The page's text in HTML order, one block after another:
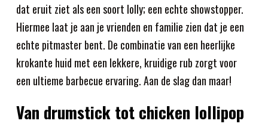
dat eruit ziet als een soort lolly; een echte showstopper.
Hiermee laat je aan je vrienden en familie zien dat je een
echte pitmaster bent. De combinatie van een heerlijke
krokante huid met een lekkere, kruidige rub zorgt voor
een ultieme barbecue ervaring. Aan de slag dan maar!
Van drumstick tot chicken lollipop